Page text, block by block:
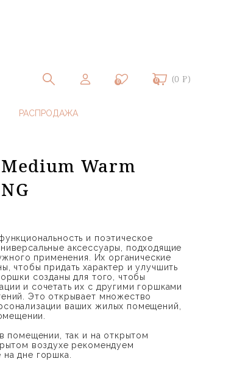
0 0 (0 ₽)
Warm
и поэтическое
аксессуары, подходящие
применения. Их органические
чтобы придать характер и улучшить
созданы для того, чтобы
и сочетать их с другими горшками
Это открывает множество
ваших жилых помещений,
помещении, так и на открытом
воздухе рекомендуем
дне горшка.